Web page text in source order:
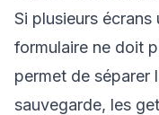
Si plusieurs
formulaire ne doit
permet de séparer
sauvegarde, les